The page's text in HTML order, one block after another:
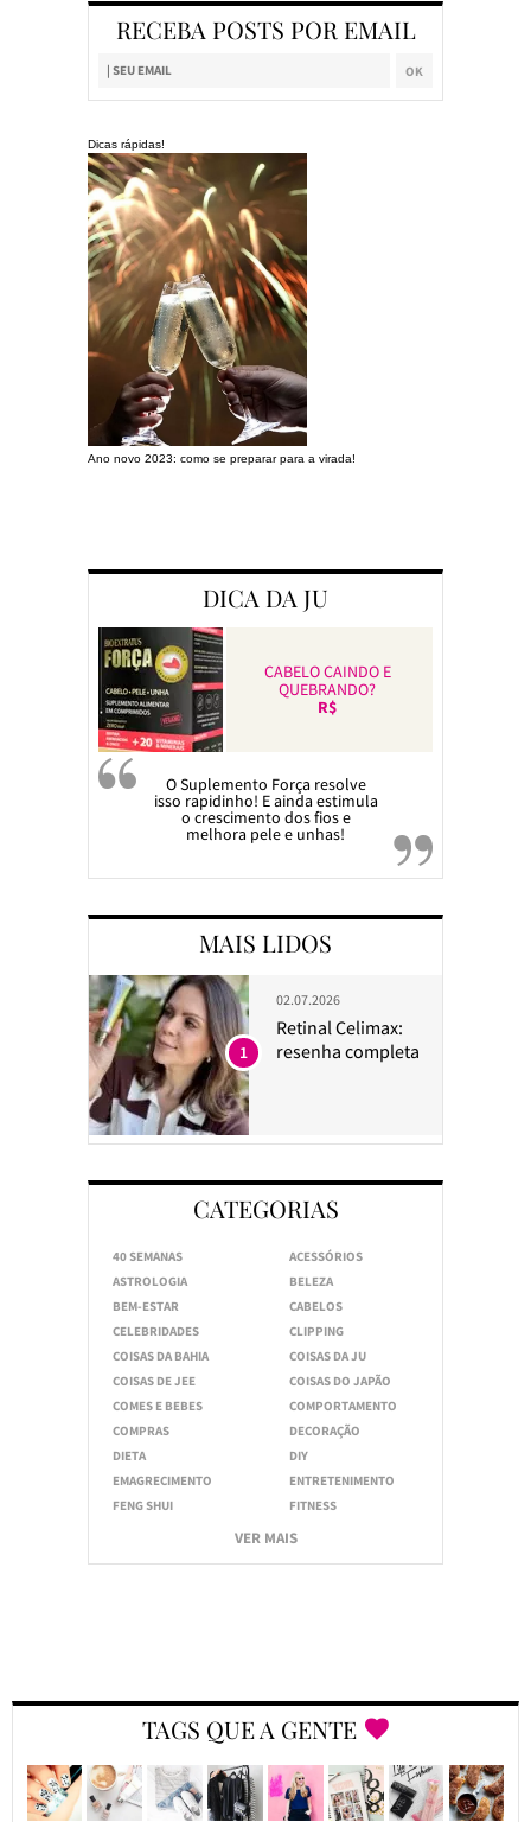
RECEBA POSTS POR EMAIL
Dicas rápidas!
Ano novo 2023: como se preparar para a virada!
DICA DA JU
CABELO CAINDO E
QUEBRANDO?
R$
O Suplemento Força resolve
isso rapidinho! E ainda estimula
o crescimento dos fios e
melhora pele e unhas!
MAIS LIDOS
02.07.2026
Retinal Celimax:
resenha completa
1
CATEGORIAS
40 SEMANAS
ACESSÓRIOS
ASTROLOGIA
BELEZA
BEM-ESTAR
CABELOS
CELEBRIDADES
CLIPPING
COISAS DA BAHIA
COISAS DA JU
COISAS DE JEE
COISAS DO JAPÃO
COMES E BEBES
COMPORTAMENTO
COMPRAS
DECORAÇÃO
DIETA
DIY
EMAGRECIMENTO
ENTRETENIMENTO
FENG SHUI
FITNESS
VER MAIS
TAGS QUE A GENTE